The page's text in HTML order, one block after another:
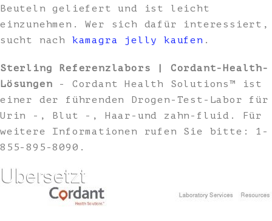
Beuteln geliefert und ist leicht
einzunehmen. Wer sich dafür interessiert,
sucht nach kamagra jelly kaufen .
Sterling Referenzlabors | Cordant-Health-
Lösungen - Cordant Health Solutions™ ist
einer der führenden Drogen-Test-Labor für
Urin -, Blut -, Haar-und zahn-fluid. Für
weitere Informationen rufen Sie bitte: 1-
855-895-8090.